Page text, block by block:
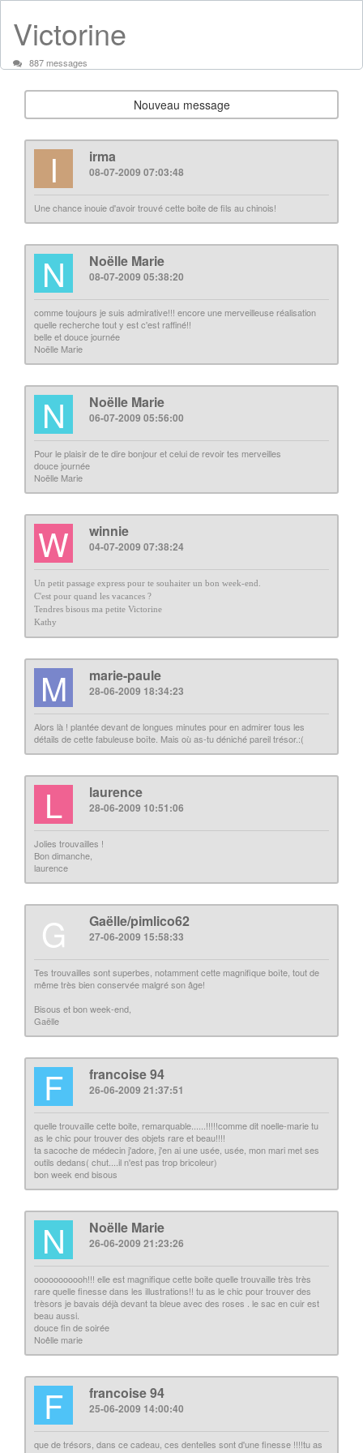
Victorine
887 messages
Nouveau message
I irma
08-07-2009 07:03:48
Une chance inouie d'avoir trouvé cette boite de fils au chinois!
N Noëlle Marie
08-07-2009 05:38:20
comme toujours je suis admirative!!! encore une merveilleuse réalisation
quelle recherche tout y est c'est raffiné!!
belle et douce journée
Noëlle Marie
N Noëlle Marie
06-07-2009 05:56:00
Pour le plaisir de te dire bonjour et celui de revoir tes merveilles
douce journée
Noëlle Marie
W winnie
04-07-2009 07:38:24
Un petit passage express pour te souhaiter un bon week-end.
C'est pour quand les vacances ?
Tendres bisous ma petite Victorine
Kathy
M marie-paule
28-06-2009 18:34:23
Alors là ! plantée devant de longues minutes pour en admirer tous les
détails de cette fabuleuse boîte. Mais où as-tu déniché pareil trésor.:(
L laurence
28-06-2009 10:51:06
Jolies trouvailles !
Bon dimanche,
laurence
G Gaëlle/pimlico62
27-06-2009 15:58:33
Tes trouvailles sont superbes, notamment cette magnifique boîte, tout de
même très bien conservée malgré son âge!
Bisous et bon week-end,
Gaëlle
F francoise 94
26-06-2009 21:37:51
quelle trouvaille cette boite, remarquable......!!!!!comme dit noelle-marie tu
as le chic pour trouver des objets rare et beau!!!!
ta sacoche de médecin j'adore, j'en ai une usée, usée, mon mari met ses
outils dedans( chut....il n'est pas trop bricoleur)
bon week end bisous
N Noëlle Marie
26-06-2009 21:23:26
ooooooooooh!!! elle est magnifique cette boite quelle trouvaille très très
rare quelle finesse dans les illustrations!! tu as le chic pour trouver des
trèsors je bavais déjà devant ta bleue avec des roses . le sac en cuir est
beau aussi.
douce fin de soirée
Noêlle marie
F francoise 94
25-06-2009 14:00:40
que de trésors, dans ce cadeau, ces dentelles sont d'une finesse !!!!tu as